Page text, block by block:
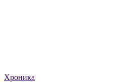
Хроника